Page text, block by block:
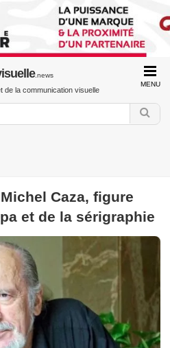
MENU
.news
de la communication visuelle
Grand Format
Caza, figure
et de la sérigraphie